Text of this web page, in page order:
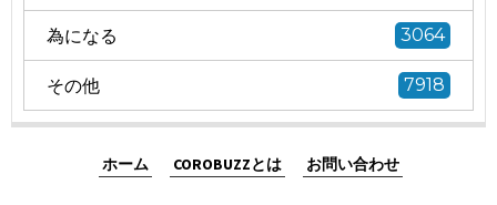
為になる 3064
その他 7918
ホーム COROBUZZとは お問い合わせ